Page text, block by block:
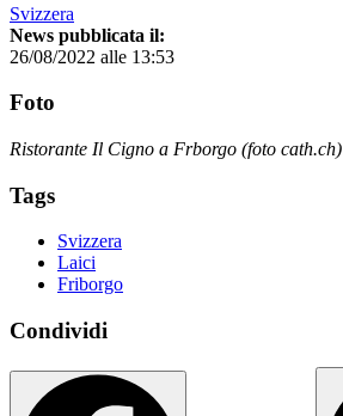
Svizzera
News pubblicata il:
26/08/2022 alle 13:53
Foto
Ristorante Il Cigno a Frborgo (foto cath.ch)
Tags
Svizzera
Laici
Friborgo
Condividi